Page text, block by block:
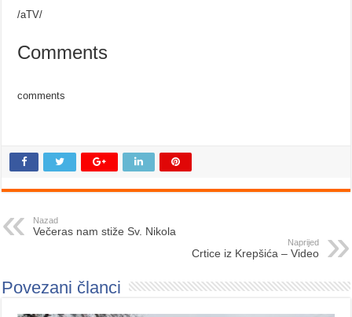
/aTV/
Comments
comments
Nazad
Večeras nam stiže Sv. Nikola
Naprijed
Crtice iz Krepšića – Video
Povezani članci